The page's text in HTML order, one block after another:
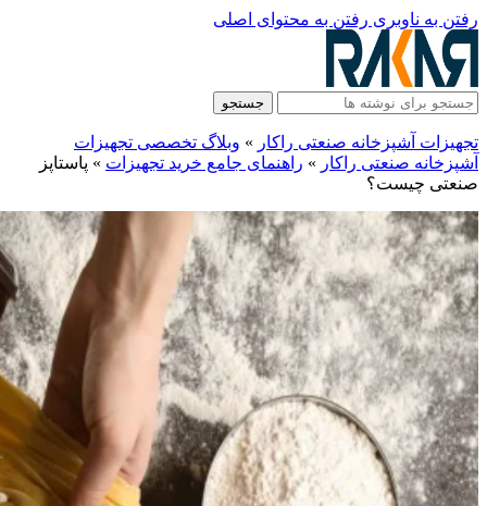
رفتن به ناوبری رفتن به محتوای اصلی
جستجو
تجهیزات آشپزخانه صنعتی راکار » وبلاگ تخصصی تجهیزات
آشپزخانه صنعتی راکار » راهنمای جامع خرید تجهیزات » پاستاپز
صنعتی چیست؟